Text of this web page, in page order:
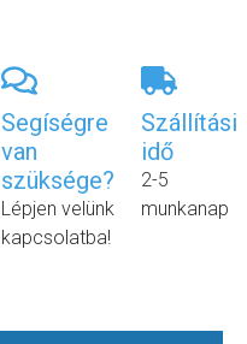
Segíségre
van
szüksége?
Lépjen velünk
kapcsolatba!
Szállítási
idő
2-5
munkanap